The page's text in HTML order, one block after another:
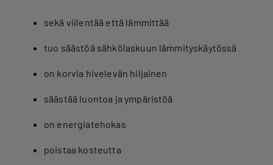
sekä viilentää että lämmittää
tuo säästöä sähkölaskuun lämmityskäytössä
on korvia hivelevän hiljainen
säästää luontoa ja ympäristöä
on energiatehokas
poistaa kosteutta